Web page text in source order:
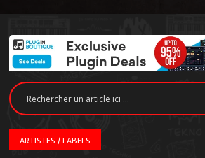
ARTISTES / LABELS